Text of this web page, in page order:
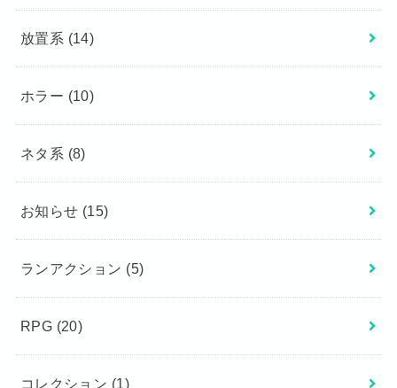
放置系 (14)
ホラー (10)
ネタ系 (8)
お知らせ (15)
ランアクション (5)
RPG (20)
コレクション (1)